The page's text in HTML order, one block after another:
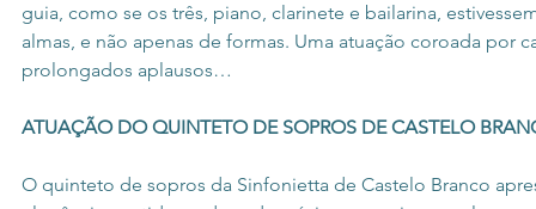
guia, como se os três, piano, clarinete e bailarina,
almas, e não apenas de formas. Uma atuação coroada por
prolongados aplausos…
ATUAÇÃO DO QUINTETO DE SOPROS DE CASTELO
O quinteto de sopros da Sinfonietta de Castelo Branco